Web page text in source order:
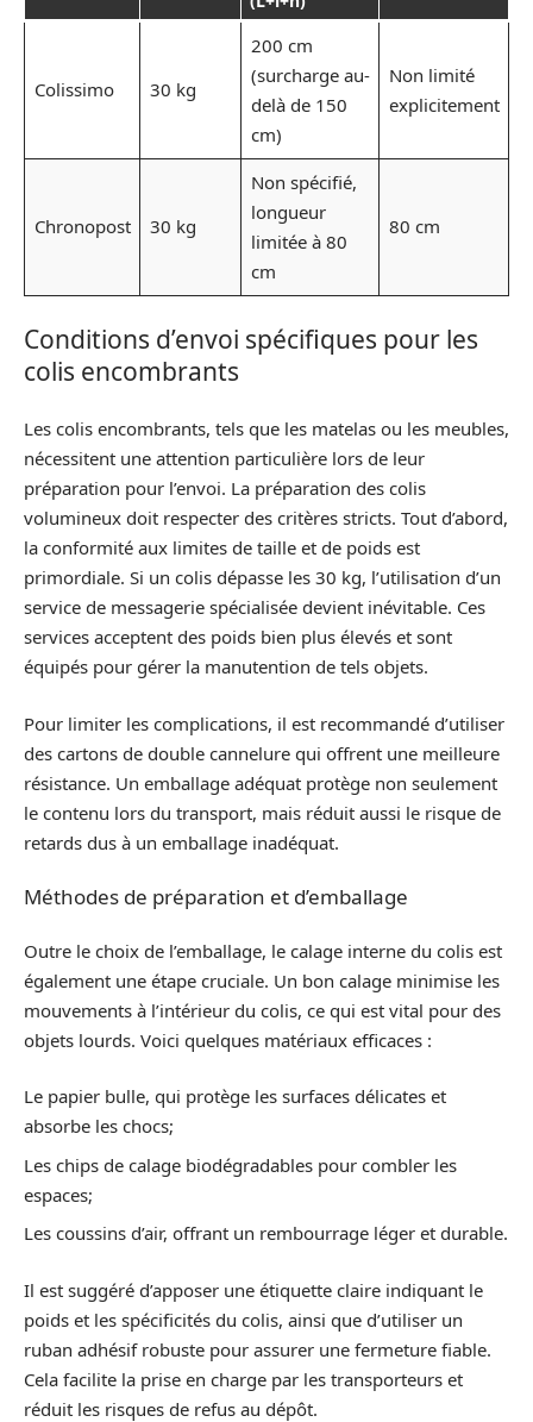
Colissimo 30 kg
200 cm
(surcharge au-
delà de 150
cm)
Non limité
explicitement
Chronopost 30 kg
Non spécifié,
longueur
limitée à 80
cm
80 cm
Conditions d’envoi spécifiques pour les
colis encombrants
Les colis encombrants, tels que les matelas ou les meubles,
nécessitent une attention particulière lors de leur
préparation pour l’envoi. La préparation des colis
volumineux doit respecter des critères stricts. Tout d’abord,
la conformité aux limites de taille et de poids est
primordiale. Si un colis dépasse les 30 kg, l’utilisation d’un
service de messagerie spécialisée devient inévitable. Ces
services acceptent des poids bien plus élevés et sont
équipés pour gérer la manutention de tels objets.
Pour limiter les complications, il est recommandé d’utiliser
des cartons de double cannelure qui offrent une meilleure
résistance. Un emballage adéquat protège non seulement
le contenu lors du transport, mais réduit aussi le risque de
retards dus à un emballage inadéquat.
Méthodes de préparation et d’emballage
Outre le choix de l’emballage, le calage interne du colis est
également une étape cruciale. Un bon calage minimise les
mouvements à l’intérieur du colis, ce qui est vital pour des
objets lourds. Voici quelques matériaux efficaces :
Le papier bulle, qui protège les surfaces délicates et
absorbe les chocs;
Les chips de calage biodégradables pour combler les
espaces;
Les coussins d’air, offrant un rembourrage léger et durable.
Il est suggéré d’apposer une étiquette claire indiquant le
poids et les spécificités du colis, ainsi que d’utiliser un
ruban adhésif robuste pour assurer une fermeture fiable.
Cela facilite la prise en charge par les transporteurs et
réduit les risques de refus au dépôt.